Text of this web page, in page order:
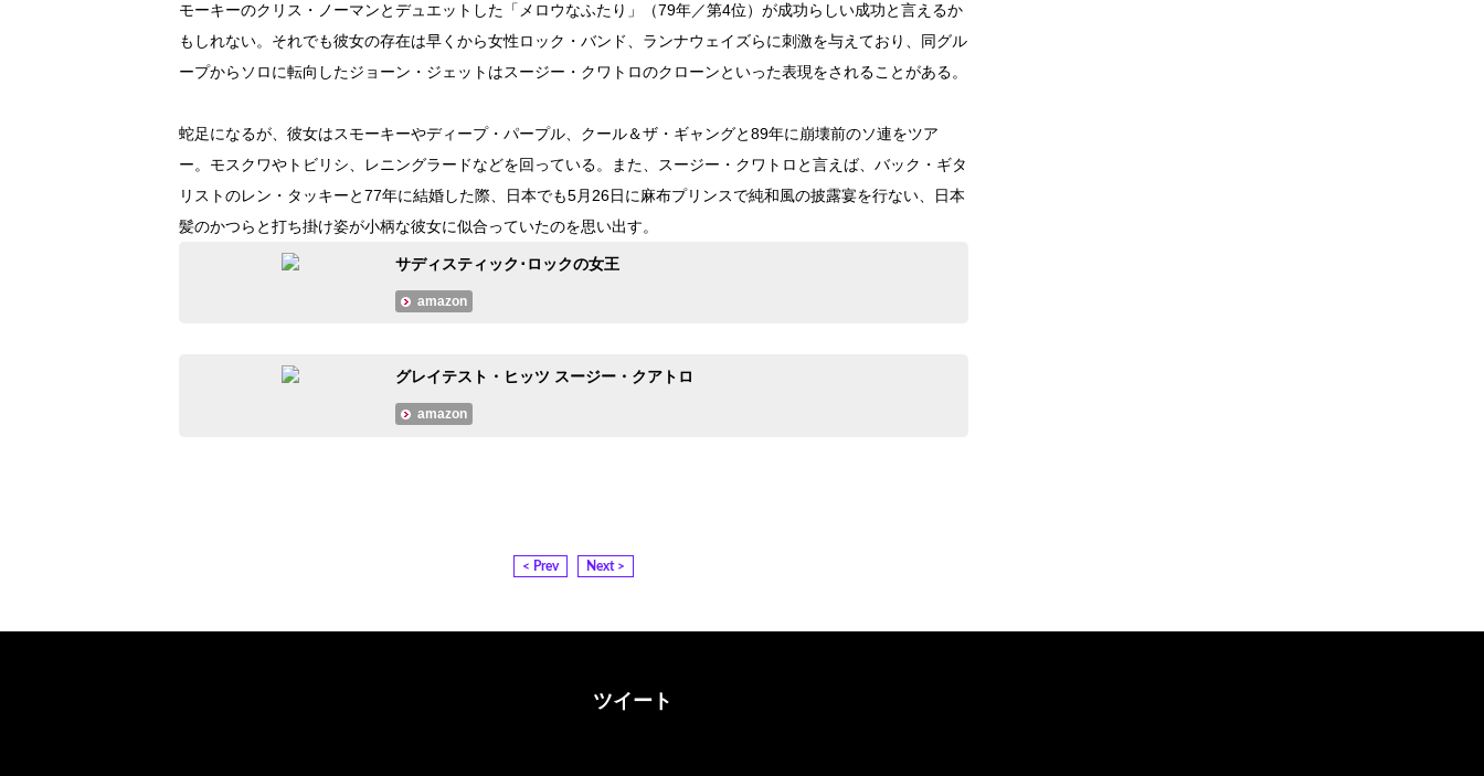
モーキーのクリス・ノーマンとデュエットした「メロウなふたり」（79年／第4位）が成功らしい成功と言えるか
もしれない。それでも彼女の存在は早くから女性ロック・バンド、ランナウェイズらに刺激を与えており、同グル
ープからソロに転向したジョーン・ジェットはスージー・クワトロのクローンといった表現をされることがある。
蛇足になるが、彼女はスモーキーやディープ・パープル、クール＆ザ・ギャングと89年に崩壊前のソ連をツア
ー。モスクワやトビリシ、レニングラードなどを回っている。また、スージー・クワトロと言えば、バック・ギタ
リストのレン・タッキーと77年に結婚した際、日本でも5月26日に麻布プリンスで純和風の披露宴を行ない、日本
髪のかつらと打ち掛け姿が小柄な彼女に似合っていたのを思い出す。
サディスティック･ロックの女王
amazon
グレイテスト・ヒッツ スージー・クアトロ
amazon
< Prev Next >
ツイート